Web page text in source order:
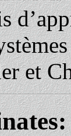
et